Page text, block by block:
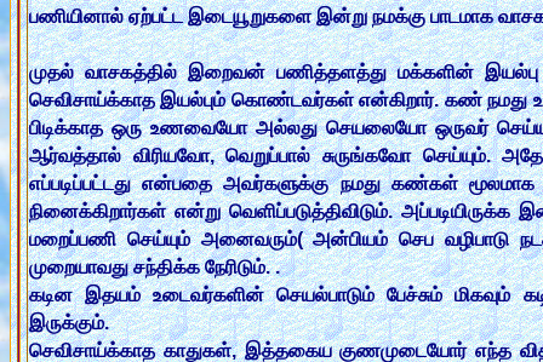
பணியினால் ஏற்பட்ட இடையூறுகளை இன்று நமக்கு பாடமாக
முதல் வாசகத்தில் இறைவன் பணித்தளத்து மக்களின் இயல்பு
செவிசாய்க்காத இயல்பும் கொண்டவர்கள் என்கிறார். கண் நமது
பிடிக்காத ஒரு உணவையோ அல்லது செயலையோ ஒருவர்
ஆர்வத்தால் விரியவோ, வெறுப்பால் சுருங்கவோ செய்யும்.
எப்படிப்பட்டது என்பதை அவர்களுக்கு நமது கண்கள்
நினைக்கிறார்கள் என்று வெளிப்படுத்திவிடும்.
மறைப்பணி செய்யும் அனைவரும்( அன்பியம் செப
முறையாவது சந்திக்க நேரிடும். .
கடின இதயம் உடைவர்களின் செயல்பாடும் பேச்சும் மிகவும்
இருக்கும்.
செவிசாய்க்காத காதுகள், இத்தகைய குணமுடையோர் எந்த